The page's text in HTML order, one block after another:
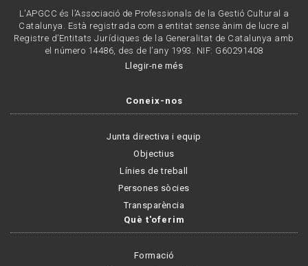
L'APGCC és l’Associació de Professionals de la Gestió Cultural a
Catalunya. Està registrada com a entitat sense ànim de lucre al
Registre d’Entitats Jurídiques de la Generalitat de Catalunya amb
el número 14486, des de l’any 1993. NIF: G60291408
Llegir-ne més
Coneix-nos
Junta directiva i equip
Objectius
Línies de treball
Persones sòcies
Transparència
Què t'oferim
Formació